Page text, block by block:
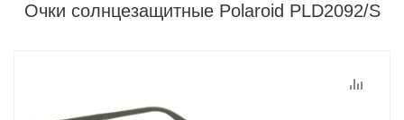
Очки солнцезащитные Polaroid PLD2092/S